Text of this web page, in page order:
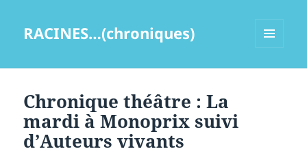
RACINES…(chroniques)
Chronique théâtre : La
mardi à Monoprix suivi
d’Auteurs vivants